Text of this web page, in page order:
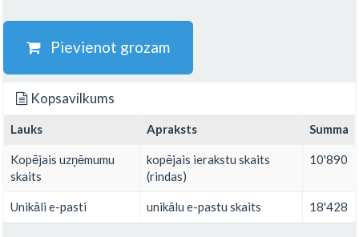
Pievienot grozam
Kopsavilkums
Lauks Apraksts Summa
Kopējais uzņēmumu
skaits
kopējais ierakstu skaits
(rindas)
10'890
Unikāli e-pasti unikālu e-pastu skaits 18'428